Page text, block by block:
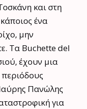
και στη
ένα
μην
Τα Buchette del
έχουν μια
περιόδους
Πανώλης
για